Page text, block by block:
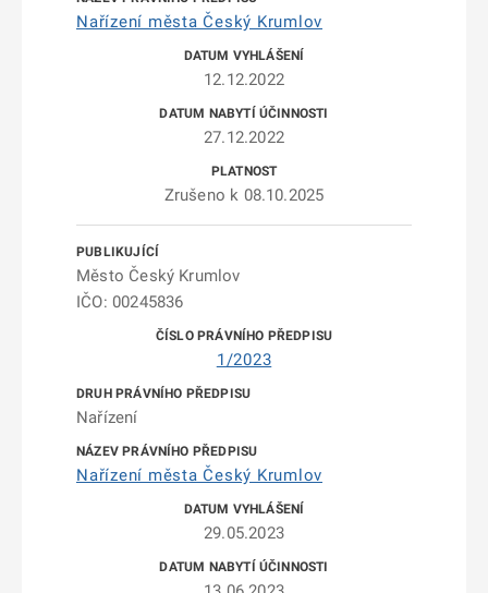
Nařízení města Český Krumlov
12.12.2022
27.12.2022
Zrušeno k 08.10.2025
Město Český Krumlov
IČO: 00245836
1/2023
Nařízení
Nařízení města Český Krumlov
29.05.2023